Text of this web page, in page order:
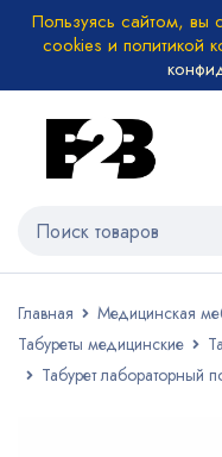
Пользуясь сайтом, вы
cookies и политикой
Главная
Медицинская
Табуреты медицинские
Табурет лабораторный